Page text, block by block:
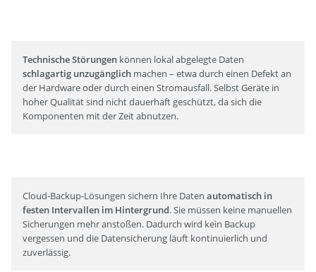
Technische Störungen können lokal abgelegte Daten
schlagartig unzugänglich machen – etwa durch einen Defekt an
der Hardware oder durch einen Stromausfall. Selbst Geräte in
hoher Qualität sind nicht dauerhaft geschützt, da sich die
Komponenten mit der Zeit abnutzen.
Cloud-Backup-Lösungen sichern Ihre Datenautomatisch in
festen Intervallen im Hintergrund. Sie müssen keine manuellen
Sicherungen mehr anstoßen. Dadurch wird kein Backup
vergessen und die Datensicherung läuft kontinuierlich und
zuverlässig.